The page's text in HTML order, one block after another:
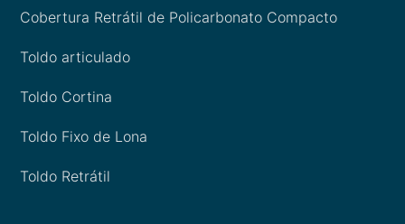
Cobertura Retrátil de Policarbonato Compacto
Toldo articulado
Toldo Cortina
Toldo Fixo de Lona
Toldo Retrátil